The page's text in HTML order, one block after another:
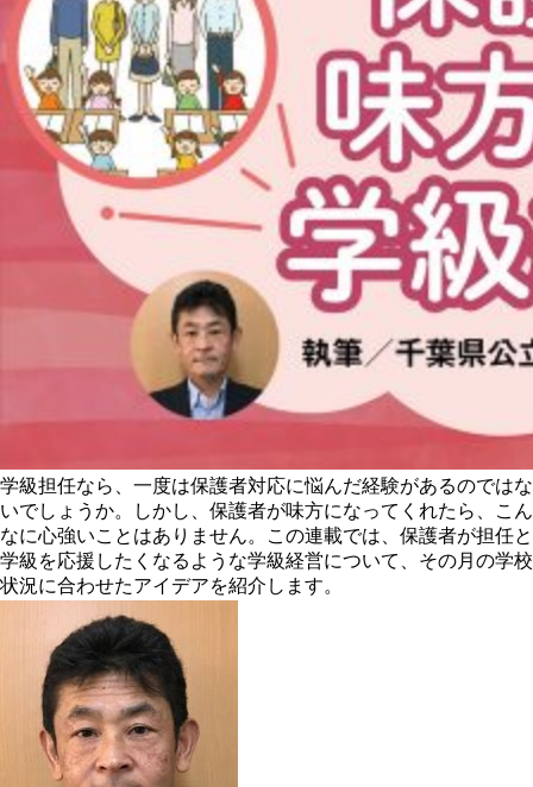
学級担任なら、一度は保護者対応に悩んだ経験があるのではな
いでしょうか。しかし、保護者が味方になってくれたら、こん
なに心強いことはありません。この連載では、保護者が担任と
学級を応援したくなるような学級経営について、その月の学校
状況に合わせたアイデアを紹介します。